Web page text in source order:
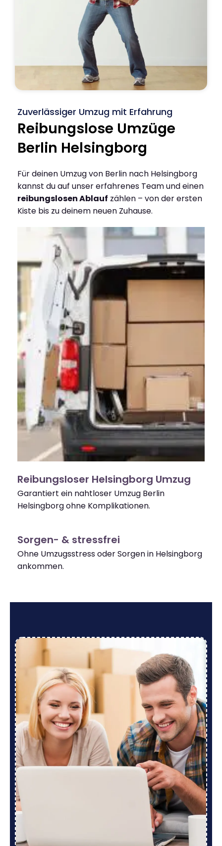
Zuverlässiger Umzug mit Erfahrung
Reibungslose Umzüge
Berlin Helsingborg
Für deinen Umzug von Berlin nach Helsingborg
kannst du auf unser erfahrenes Team und einen
reibungslosen Ablauf zählen – von der ersten
Kiste bis zu deinem neuen Zuhause.
Reibungsloser Helsingborg Umzug
Garantiert ein nahtloser Umzug Berlin
Helsingborg ohne Komplikationen.
Sorgen- & stressfrei
Ohne Umzugsstress oder Sorgen in Helsingborg
ankommen.